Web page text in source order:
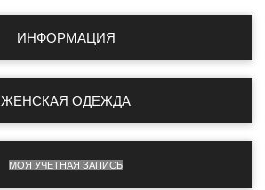
ИНФОРМАЦИЯ
ЖЕНСКАЯ ОДЕЖДА
МОЯ УЧЕТНАЯ ЗАПИСЬ